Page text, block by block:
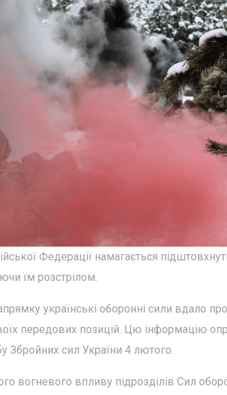
Федерації намагається
їм розстрілом.
українські оборонні сили вдало
передових позицій. Цю інформацію
Збройних сил України 4 лютого.
вогневого впливу підрозділів Сил